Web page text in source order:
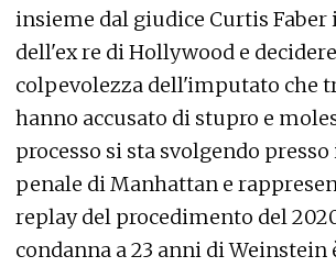
insieme dal giudice Curtis Faber
dell'ex re di Hollywood e
colpevolezza dell'imputato che
hanno accusato di stupro e
processo si sta svolgendo
penale di Manhattan e
replay del procedimento del
condanna a 23 anni di Weinstein